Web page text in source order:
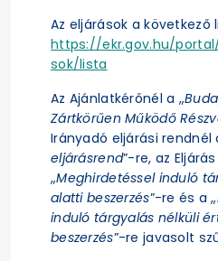
Az eljárások a következő
https://ekr.gov.hu/
sok/lista
Az Ajánlatkérőnél a „
Zártkörűen Működő
Irányadó eljárási rendnél
eljárásrend”-re, az
„Meghirdetéssel induló
alatti beszerzés”-re és a „
induló tárgyalás nélküli
beszerzés”-re javasolt